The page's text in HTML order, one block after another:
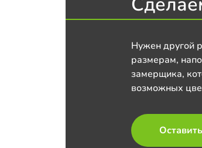
Нужен другой
размерам,
замерщика,
возможных